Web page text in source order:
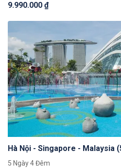
9.990.000 ₫
Hà Nội - Singapore - Malaysia
5 Ngày 4 Đêm